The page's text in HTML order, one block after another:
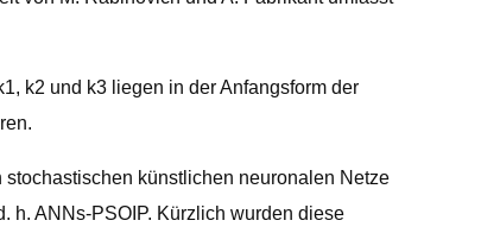
k2 und k3 liegen in der Anfangsform der
künstlichen neuronalen Netze
h. ANNs-PSOIP. Kürzlich wurden diese